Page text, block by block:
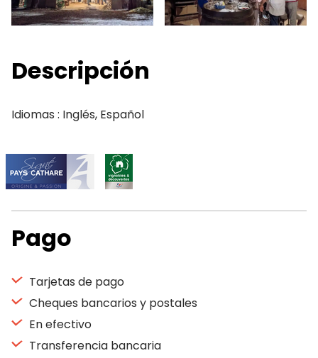
Descripción
Idiomas : Inglés, Español
Pago
Tarjetas de pago
Cheques bancarios y postales
En efectivo
Transferencia bancaria